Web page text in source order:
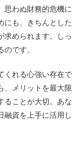
思わぬ財務的危機に
にも、きちんとした
求められます。しっ
です。
くれる心強い存在で
、メリットを最大限
ることが大切。あな
融資を上手に活用し